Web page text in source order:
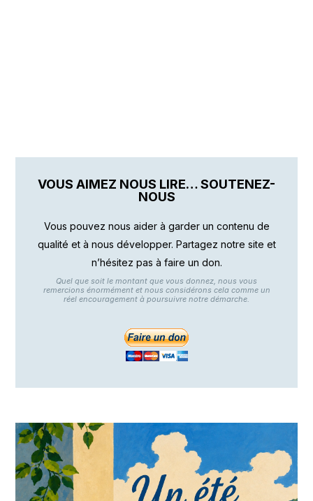
VOUS AIMEZ NOUS LIRE… SOUTENEZ-
NOUS
Vous pouvez nous aider à garder un contenu de
qualité et à nous développer. Partagez notre site et
n’hésitez pas à faire un don.
Quel que soit le montant que vous donnez, nous vous
remercions énormément et nous considérons cela comme un
réel encouragement à poursuivre notre démarche.